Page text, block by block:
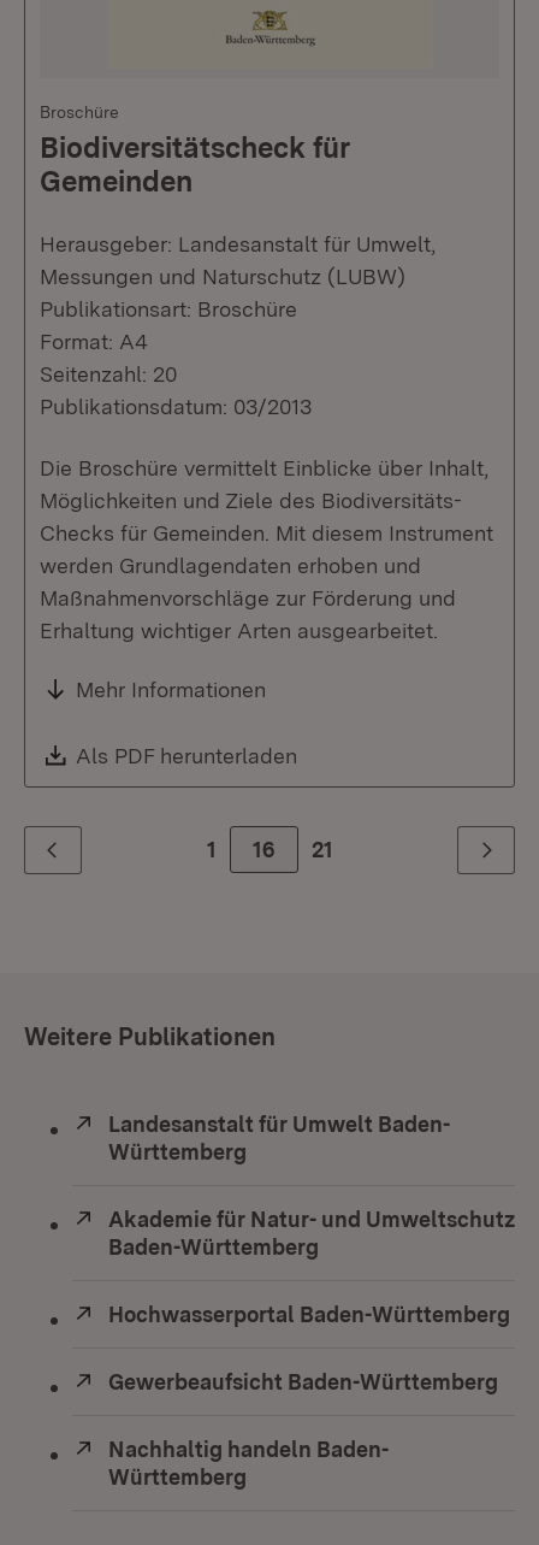
Broschüre
Biodiversitätscheck für
Gemeinden
Herausgeber: Landesanstalt für Umwelt,
Messungen und Naturschutz (LUBW)
Publikationsart: Broschüre
Format: A4
Seitenzahl: 20
Publikationsdatum: 03/2013
Die Broschüre vermittelt Einblicke über Inhalt,
Möglichkeiten und Ziele des Biodiversitäts-
Checks für Gemeinden. Mit diesem Instrument
werden Grundlagendaten erhoben und
Maßnahmenvorschläge zur Förderung und
Erhaltung wichtiger Arten ausgearbeitet.
Mehr Informationen
Download:
Als PDF herunterladen
Zurück 1 Zur Seite
16 21 Weiter
Weitere Publikationen
Extern:
Landesanstalt für Umwelt Baden-
Württemberg
Extern:
Akademie für Natur- und Umweltschutz
Baden-Württemberg
Extern:
Hochwasserportal Baden-Württemberg
Extern:
Gewerbeaufsicht Baden-Württemberg
Extern:
Nachhaltig handeln Baden-
Württemberg